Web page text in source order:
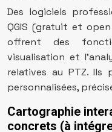
Des logiciels
QGIS (gratuit et
offrent des
visualisation et
relatives au PTZ. Ils
personnalisées,
Cartographie
concrets (à